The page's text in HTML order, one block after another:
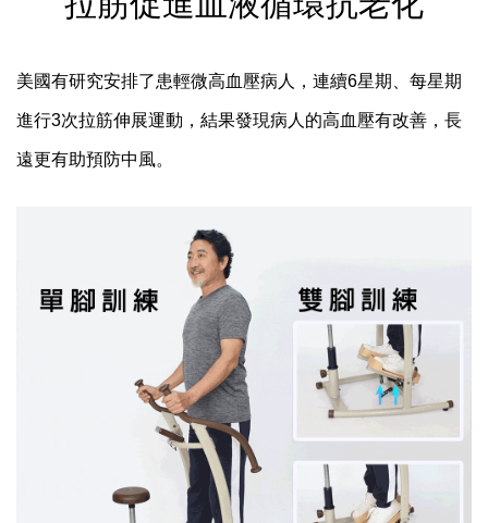
美國有研究安排了患輕微高血壓病人，連續6星期、每星期
進行3次拉筋伸展運動，結果發現病人的高血壓有改善，長
遠更有助預防中風。